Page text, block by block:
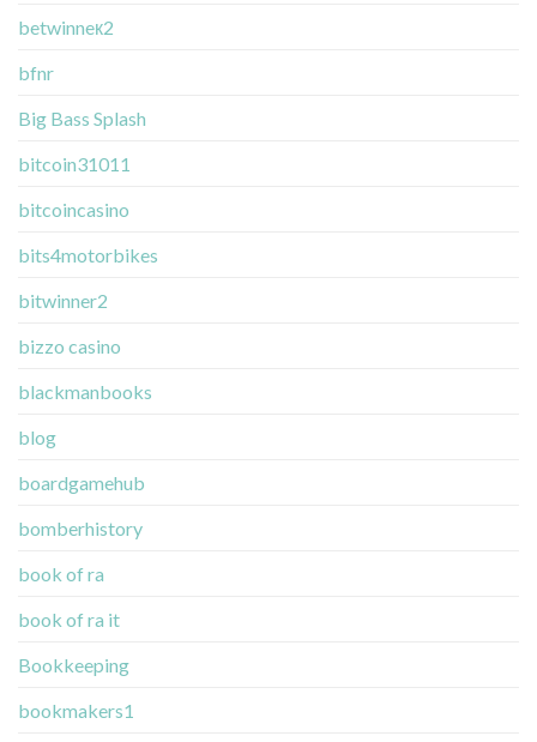
betwinneк2
bfnr
Big Bass Splash
bitcoin31011
bitcoincasino
bits4motorbikes
bitwinner2
bizzo casino
blackmanbooks
blog
boardgamehub
bomberhistory
book of ra
book of ra it
Bookkeeping
bookmakers1